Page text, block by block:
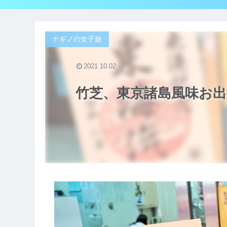
竹芝、東京諸島風味お
ナギノの女子旅
2021.10.02